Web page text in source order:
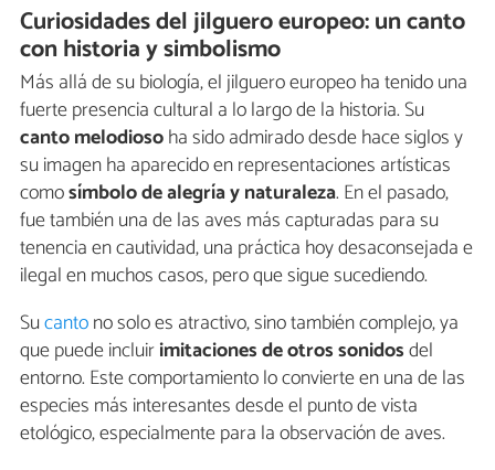
Curiosidades del jilguero europeo: un canto
con historia y simbolismo
Más allá de su biología, el jilguero europeo ha tenido una
fuerte presencia cultural a lo largo de la historia. Su
canto melodiosoha sido admirado desde hace siglos y
su imagen ha aparecido en representaciones artísticas
comosímbolo de alegría y naturaleza. En el pasado,
fue también una de las aves más capturadas para su
tenencia en cautividad, una práctica hoy desaconsejada e
ilegal en muchos casos, pero que sigue sucediendo.
Sucantono solo es atractivo, sino también complejo, ya
que puede incluirimitaciones de otros sonidosdel
entorno. Este comportamiento lo convierte en una de las
especies más interesantes desde el punto de vista
etológico, especialmente para la observación de aves.